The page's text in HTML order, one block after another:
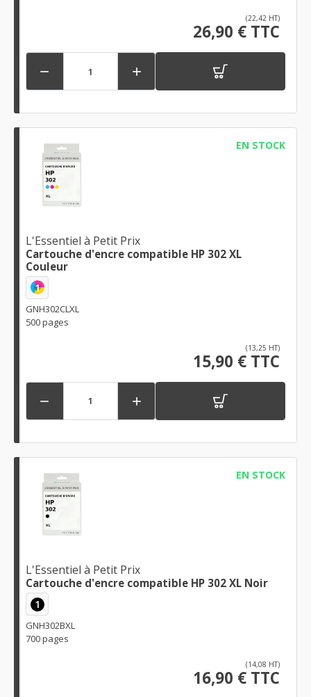
(22,42 HT)
26,90 € TTC
 
EN STOCK
L'Essentiel à Petit Prix
Cartouche d'encre compatible HP 302 XL
Couleur
1
GNH302CLXL
500 pages
(13,25 HT)
15,90 € TTC
 
EN STOCK
L'Essentiel à Petit Prix
Cartouche d'encre compatible HP 302 XL Noir
1
GNH302BXL
700 pages
(14,08 HT)
16,90 € TTC